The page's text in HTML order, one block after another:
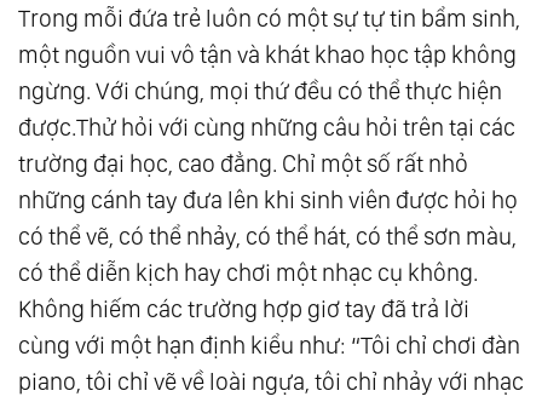
Trong mỗi đứa trẻ luôn có một sự tự tin bẩm sinh,
một nguồn vui vô tận và khát khao học tập không
ngừng. Với chúng, mọi thứ đều có thể thực hiện
được.Thử hỏi với cùng những câu hỏi trên tại các
trường đại học, cao đẳng. Chỉ một số rất nhỏ
những cánh tay đưa lên khi sinh viên được hỏi họ
có thể vẽ, có thể nhảy, có thể hát, có thể sơn màu,
có thể diễn kịch hay chơi một nhạc cụ không.
Không hiếm các trường hợp giơ tay đã trả lời
cùng với một hạn định kiểu như: “Tôi chỉ chơi đàn
piano, tôi chỉ vẽ về loài ngựa, tôi chỉ nhảy với nhạc